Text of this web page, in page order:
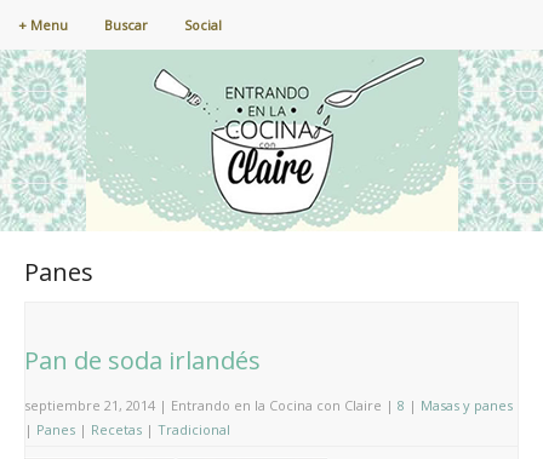
+ Menu Buscar Social
Panes
Pan de soda irlandés
septiembre 21, 2014 | Entrando en la Cocina con Claire | 8 | Masas y panes
| Panes | Recetas | Tradicional